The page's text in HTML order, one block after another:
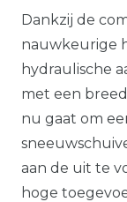
Dankzij de
nauwkeurige
hydraulische
met een
nu gaat om
aan de uit te
hoge